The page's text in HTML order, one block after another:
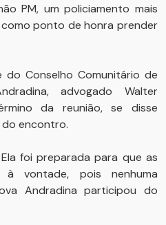
PM, um policiamento mais
ponto de honra prender
Conselho Comunitário de
advogado Walter
da reunião, se disse
encontro.
foi preparada para que as
à vontade, pois nenhuma
Andradina participou do